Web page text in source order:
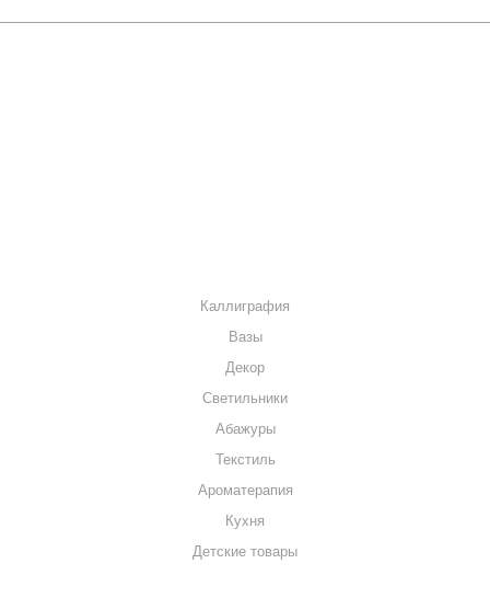
Каллиграфия
Вазы
Декор
Светильники
Абажуры
Текстиль
Ароматерапия
Кухня
Детские товары